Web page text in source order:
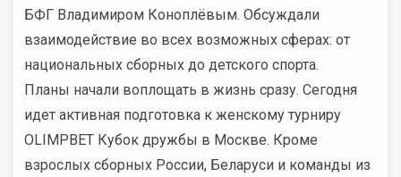
БФГ Владимиром Коноплёвым. Обсуждали
взаимодействие во всех возможных сферах: от
национальных сборных до детского спорта.
Планы начали воплощать в жизнь сразу. Сегодня
идет активная подготовка к женскому турниру
OLIMPBET Кубок дружбы в Москве. Кроме
взрослых сборных России, Беларуси и команды из